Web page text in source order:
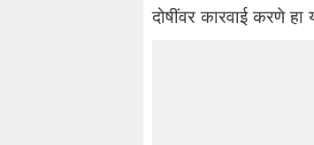
दोषींवर कारवाई करणे हा